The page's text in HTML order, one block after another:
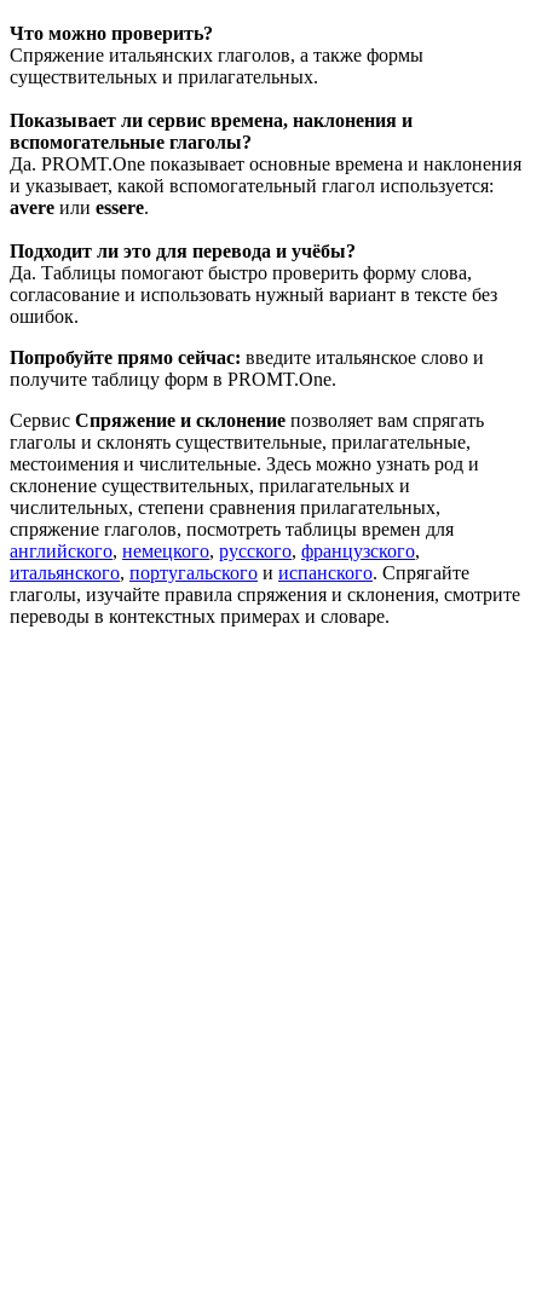
Что можно проверить?
Спряжение итальянских глаголов, а также формы
существительных и прилагательных.
Показывает ли сервис времена, наклонения и
вспомогательные глаголы?
Да. PROMT.One показывает основные времена и наклонения
и указывает, какой вспомогательный глагол используется:
avere или essere.
Подходит ли это для перевода и учёбы?
Да. Таблицы помогают быстро проверить форму слова,
согласование и использовать нужный вариант в тексте без
ошибок.
Попробуйте прямо сейчас: введите итальянское слово и
получите таблицу форм в PROMT.One.
Сервис Спряжение и склонение позволяет вам спрягать
глаголы и склонять существительные, прилагательные,
местоимения и числительные. Здесь можно узнать род и
склонение существительных, прилагательных и
числительных, степени сравнения прилагательных,
спряжение глаголов, посмотреть таблицы времен для
английского, немецкого, русского, французского,
итальянского, португальского и испанского. Спрягайте
глаголы, изучайте правила спряжения и склонения, смотрите
переводы в контекстных примерах и словаре.